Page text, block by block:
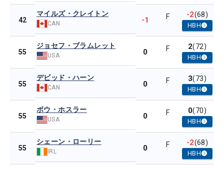
42
マイルズ・クレイトン
CAN -1 F -2(68)
HBH
55
ジョセフ・ブラムレット
USA 0 F 2(72)
HBH
55
デビッド・ハーン
CAN 0 F 3(73)
HBH
55
ボウ・ホスラー
USA 0 F 0(70)
HBH
55
シェーン・ローリー
IRL 0 F -2(68)
HBH